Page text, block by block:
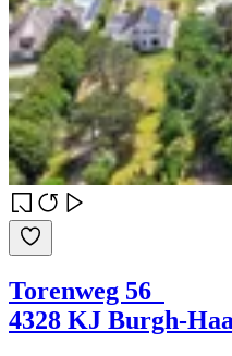
Torenweg 56
4328 KJ Burgh-